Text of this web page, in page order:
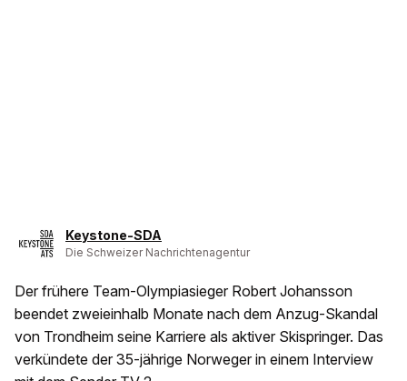
Keystone-SDA
Die Schweizer Nachrichtenagentur
Der frühere Team-Olympiasieger Robert Johansson
beendet zweieinhalb Monate nach dem Anzug-Skandal
von Trondheim seine Karriere als aktiver Skispringer. Das
verkündete der 35-jährige Norweger in einem Interview